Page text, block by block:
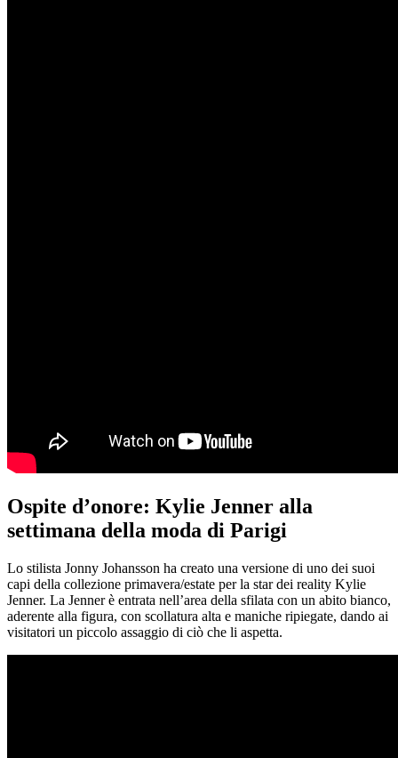
Ospite d’onore: Kylie Jenner alla
settimana della moda di Parigi
Lo stilista Jonny Johansson ha creato una versione di uno dei suoi
capi della collezione primavera/estate per la star dei reality Kylie
Jenner. La Jenner è entrata nell’area della sfilata con un abito bianco,
aderente alla figura, con scollatura alta e maniche ripiegate, dando ai
visitatori un piccolo assaggio di ciò che li aspetta.